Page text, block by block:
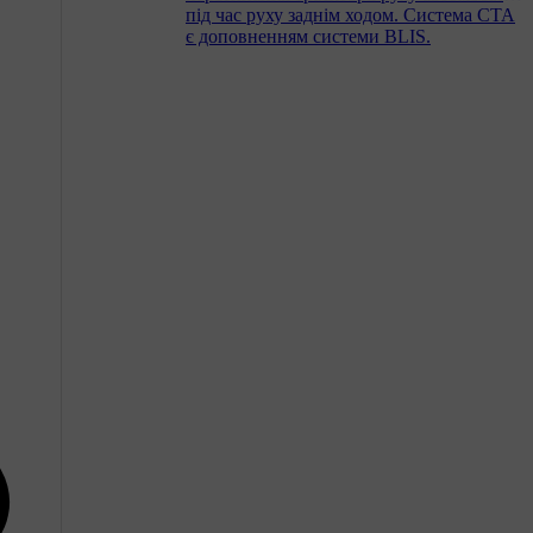
під час руху заднім ходом. Система CTA
є доповненням системи BLIS.